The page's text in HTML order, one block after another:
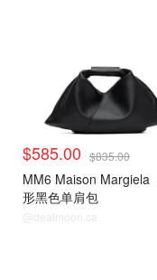
$585.00 $835.00
MM6 Maison Margiela
形黑色单肩包
@dealmoon.ca